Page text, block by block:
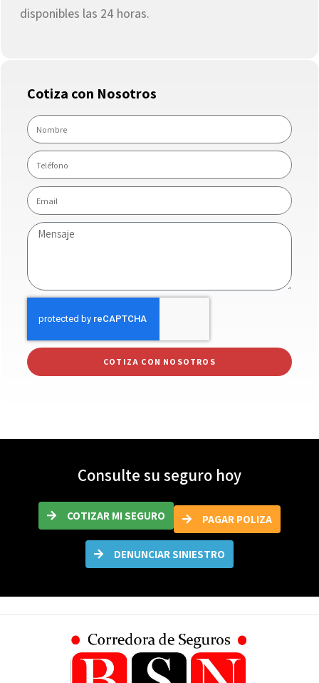
disponibles las 24 horas.
Cotiza con Nosotros
COTIZA CON NOSOTROS
Consulte su seguro hoy
COTIZAR MI SEGURO PAGAR POLIZA
DENUNCIAR SINIESTRO